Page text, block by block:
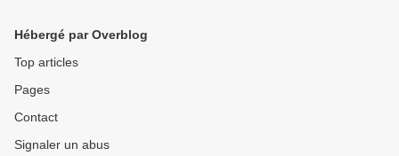
Hébergé par Overblog
Top articles
Pages
Contact
Signaler un abus